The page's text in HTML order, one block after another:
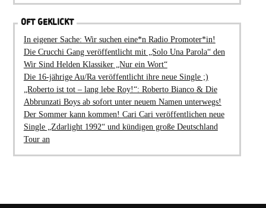
OFT GEKLICKT
In eigener Sache: Wir suchen eine*n Radio Promoter*in!
Die Crucchi Gang veröffentlicht mit „Solo Una Parola“ den
Wir Sind Helden Klassiker „Nur ein Wort“
Die 16-jährige Au/Ra veröffentlicht ihre neue Single ;)
„Roberto ist tot – lang lebe Roy!“: Roberto Bianco & Die
Abbrunzati Boys ab sofort unter neuem Namen unterwegs!
Der Sommer kann kommen! Cari Cari veröffentlichen neue
Single „Zdarlight 1992“ und kündigen große Deutschland
Tour an